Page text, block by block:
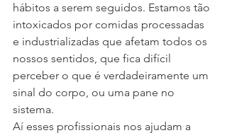
hábitos a serem seguidos. Estamos tão
intoxicados por comidas processadas
e industrializadas que afetam todos os
nossos sentidos, que fica difícil
perceber o que é verdadeiramente um
sinal do corpo, ou uma pane no
sistema.
Aí esses profissionais nos ajudam a